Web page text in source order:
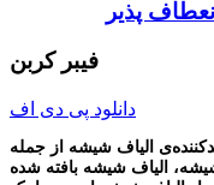
فیبر کربن
دانلود پی دی اف
الیاف شیشه از جمله
الیاف شیشه بافته شده